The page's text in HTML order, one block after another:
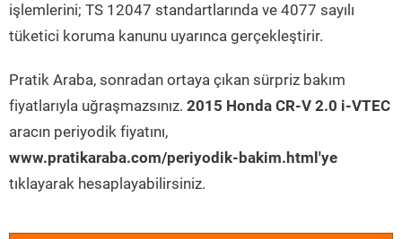
işlemlerini; TS 12047 standartlarında ve 4077 sayılı
tüketici koruma kanunu uyarınca gerçekleştirir.
Pratik Araba, sonradan ortaya çıkan sürpriz bakım
fiyatlarıyla uğraşmazsınız. 2015 Honda CR-V 2.0 i-VTEC
aracın periyodik fiyatını,
www.pratikaraba.com/periyodik-bakim.html'ye
tıklayarak hesaplayabilirsiniz.